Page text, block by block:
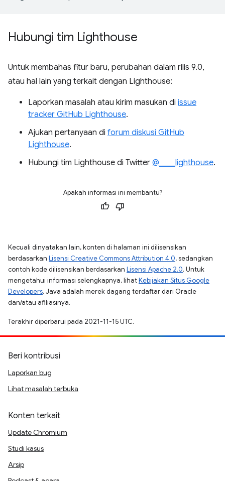
Hubungi tim Lighthouse
Untuk membahas fitur baru, perubahan dalam rilis 9.0,
atau hal lain yang terkait dengan Lighthouse:
Laporkan masalah atau kirim masukan di issue
tracker GitHub Lighthouse.
Ajukan pertanyaan di forum diskusi GitHub
Lighthouse.
Hubungi tim Lighthouse di Twitter @____lighthouse.
Apakah informasi ini membantu?
Kecuali dinyatakan lain, konten di halaman ini dilisensikan
berdasarkan Lisensi Creative Commons Attribution 4.0, sedangkan
contoh kode dilisensikan berdasarkan Lisensi Apache 2.0. Untuk
mengetahui informasi selengkapnya, lihatKebijakan Situs Google
Developers. Java adalah merek dagang terdaftar dari Oracle
dan/atau afiliasinya.
Terakhir diperbarui pada 2021-11-15 UTC.
Beri kontribusi
Laporkan bug
Lihat masalah terbuka
Konten terkait
Update Chromium
Studi kasus
Arsip